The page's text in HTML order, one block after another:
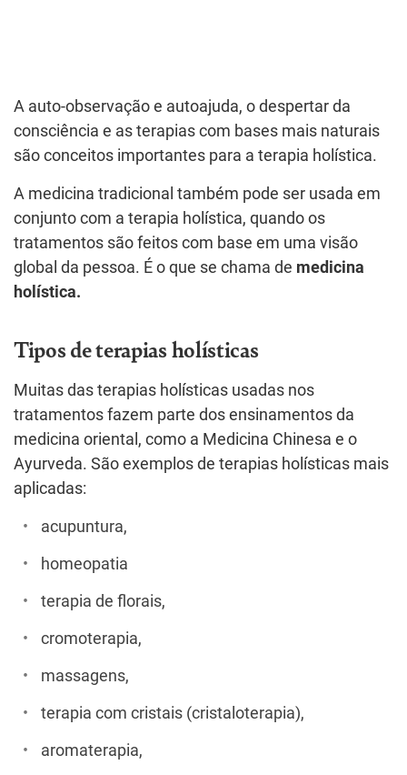
A auto-observação e autoajuda, o despertar da
consciência e as terapias com bases mais naturais
são conceitos importantes para a terapia holística.
A medicina tradicional também pode ser usada em
conjunto com a terapia holística, quando os
tratamentos são feitos com base em uma visão
global da pessoa. É o que se chama de medicina
holística.
Tipos de terapias holísticas
Muitas das terapias holísticas usadas nos
tratamentos fazem parte dos ensinamentos da
medicina oriental, como a Medicina Chinesa e o
Ayurveda. São exemplos de terapias holísticas mais
aplicadas:
acupuntura,
homeopatia
terapia de florais,
cromoterapia,
massagens,
terapia com cristais (cristaloterapia),
aromaterapia,